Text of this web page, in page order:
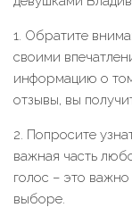
1. Обратите
своими
информацию о
отзывы, вы
2. Попросите
важная часть
голос – это
выборе.